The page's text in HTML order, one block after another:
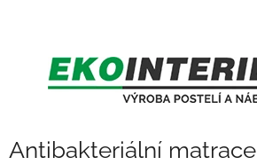
Antibakteriální matrace